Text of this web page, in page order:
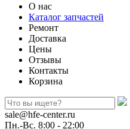
О нас
Каталог запчастей
Ремонт
Доставка
Цены
Отзывы
Контакты
Корзина
sale@hfe-center.ru
Пн.-Вс. 8:00 - 22:00